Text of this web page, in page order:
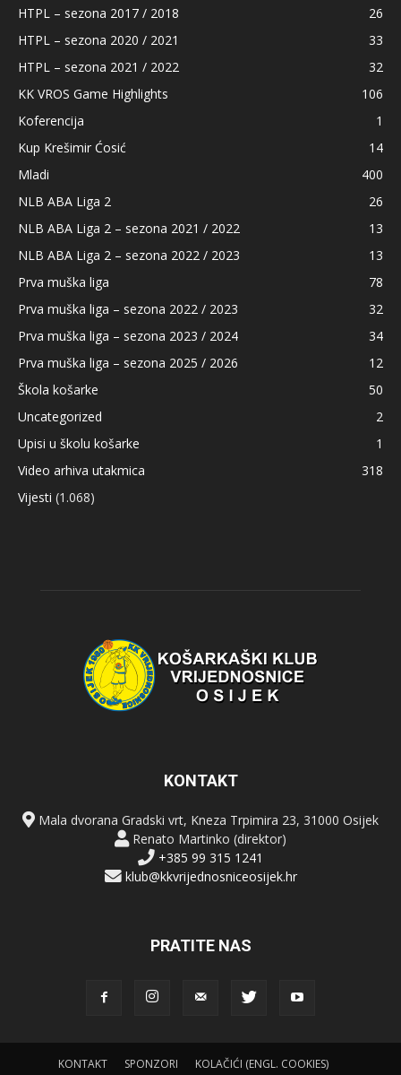
HTPL – sezona 2017 / 2018
26
HTPL – sezona 2020 / 2021
33
HTPL – sezona 2021 / 2022
32
KK VROS Game Highlights
106
Koferencija
1
Kup Krešimir Ćosić
14
Mladi
400
NLB ABA Liga 2
26
NLB ABA Liga 2 – sezona 2021 / 2022
13
NLB ABA Liga 2 – sezona 2022 / 2023
13
Prva muška liga
78
Prva muška liga – sezona 2022 / 2023
32
Prva muška liga – sezona 2023 / 2024
34
Prva muška liga – sezona 2025 / 2026
12
Škola košarke
50
Uncategorized
2
Upisi u školu košarke
1
Video arhiva utakmica
318
Vijesti (1.068)
KONTAKT
Mala dvorana Gradski vrt, Kneza Trpimira 23, 31000 Osijek
Renato Martinko (direktor)
+385 99 315 1241
klub@kkvrijednosniceosijek.hr
PRATITE NAS
KONTAKT SPONZORI
KOLAČIĆI (ENGL. COOKIES)